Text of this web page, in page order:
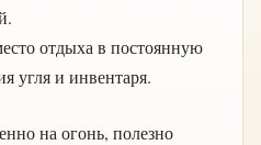
отдыха в постоянную
угля и инвентаря.
на огонь, полезно